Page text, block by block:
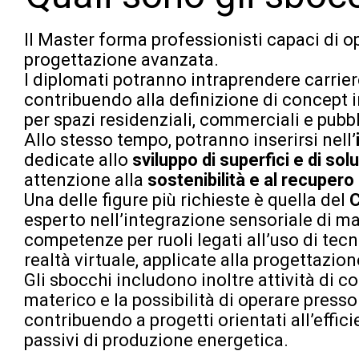
Il Master forma professionisti capaci di
progettazione avanzata.
I diplomati potranno intraprendere
contribuendo alla definizione di concept
per spazi residenziali, commerciali e
Allo stesso tempo, potranno inserirsi nell’
dedicate allo sviluppo di superfici e di
attenzione alla sostenibilità e al
Una delle figure più richieste è quella del
esperto nell’integrazione sensoriale di
competenze per ruoli legati all’uso di
realtà virtuale, applicate alla
Gli sbocchi includono inoltre attività di
materico e la possibilità di operare
contribuendo a progetti orientati
passivi di produzione energetica.